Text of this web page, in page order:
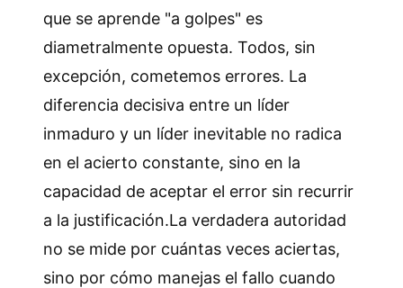
que se aprende "a golpes" es
diametralmente opuesta. Todos, sin
excepción, cometemos errores. La
diferencia decisiva entre un líder
inmaduro y un líder inevitable no radica
en el acierto constante, sino en la
capacidad de aceptar el error sin recurrir
a la justificación.La verdadera autoridad
no se mide por cuántas veces aciertas,
sino por cómo manejas el fallo cuando